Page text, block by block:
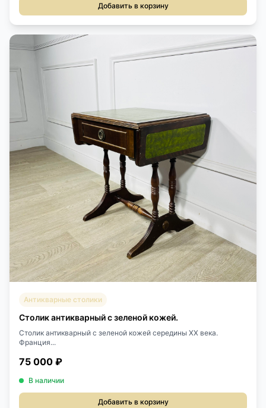
Добавить в корзину
Антикварные столики
Столик антикварный с зеленой кожей.
Столик антикварный с зеленой кожей середины XX века.
Франция...
75 000 ₽
В наличии
Добавить в корзину